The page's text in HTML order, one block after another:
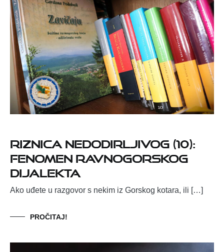
Riznica nedodirljivog (10):
Fenomen ravnogorskog
dijalekta
Ako uđete u razgovor s nekim iz Gorskog kotara, ili […]
PROČITAJ!